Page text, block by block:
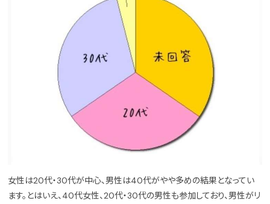
女性は20代・30代が中心、男性は40代がやや多めの結果となってい
ます。とはいえ、40代女性、20代・30代の男性も参加しており、男性がリ